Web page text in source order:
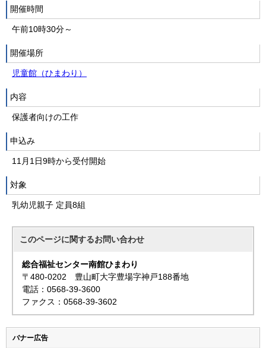
開催時間
午前10時30分～
開催場所
児童館（ひまわり）
内容
保護者向けの工作
申込み
11月1日9時から受付開始
対象
乳幼児親子 定員8組
このページに関するお問い合わせ
総合福祉センター南館ひまわり
〒480-0202 豊山町大字豊場字神戸188番地
電話：0568-39-3600
ファクス：0568-39-3602
バナー広告